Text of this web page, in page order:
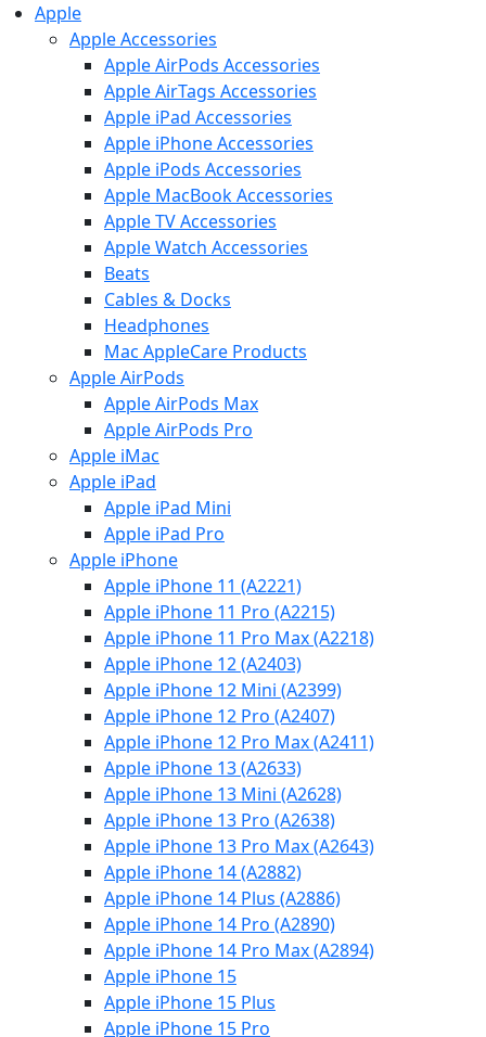
Apple
Apple Accessories
Apple AirPods Accessories
Apple AirTags Accessories
Apple iPad Accessories
Apple iPhone Accessories
Apple iPods Accessories
Apple MacBook Accessories
Apple TV Accessories
Apple Watch Accessories
Beats
Cables & Docks
Headphones
Mac AppleCare Products
Apple AirPods
Apple AirPods Max
Apple AirPods Pro
Apple iMac
Apple iPad
Apple iPad Mini
Apple iPad Pro
Apple iPhone
Apple iPhone 11 (A2221)
Apple iPhone 11 Pro (A2215)
Apple iPhone 11 Pro Max (A2218)
Apple iPhone 12 (A2403)
Apple iPhone 12 Mini (A2399)
Apple iPhone 12 Pro (A2407)
Apple iPhone 12 Pro Max (A2411)
Apple iPhone 13 (A2633)
Apple iPhone 13 Mini (A2628)
Apple iPhone 13 Pro (A2638)
Apple iPhone 13 Pro Max (A2643)
Apple iPhone 14 (A2882)
Apple iPhone 14 Plus (A2886)
Apple iPhone 14 Pro (A2890)
Apple iPhone 14 Pro Max (A2894)
Apple iPhone 15
Apple iPhone 15 Plus
Apple iPhone 15 Pro